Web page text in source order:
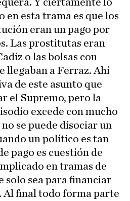
en esta trama es que los
eran un pago por
Las prostitutas eran
o las bolsas con
llegaban a Ferraz. Ahí
de este asunto que
el Supremo, pero la
excede con mucho
se puede disociar un
un político es tan
pago es cuestión de
en tramas de
solo sea para financiar
Al final todo forma parte